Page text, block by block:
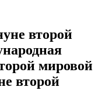
второй
мировой
второй